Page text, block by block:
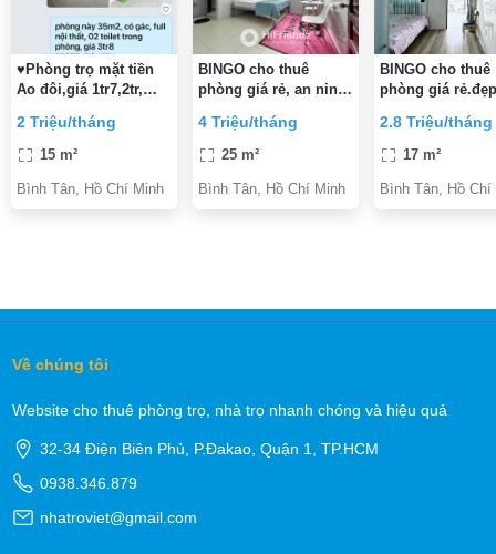
♥Phòng trọ mặt tiền
Ao đôi,giá 1tr7,2tr,
máy, Free Wifi, thẻ từ
2 Triệu/tháng
15 m²
Bình Tân, Hồ Chí Minh
BINGO cho thuê
phòng giá rẻ, an ninh
đai trong đi bộ qua
nhà thờ phao lô
4 Triệu/tháng
25 m²
Bình Tân, Hồ Chí Minh
BINGO cho thuê
phòng giá rẻ.đẹp
tự do,ngay eonl
tân,bến xe miền
2.8 Triệu/tháng
17 m²
Bình Tân, Hồ Chí
Về chúng tôi
Website cho thuê phòng trọ, nhà trọ nhanh chóng và hiệu quả
32-34 Điện Biên Phủ, P.Đakao, Quận 1, TP.HCM
0938.346.879
nhatroviet@gmail.com